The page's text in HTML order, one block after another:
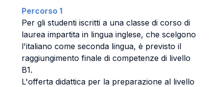
Percorso 1
Per gli studenti iscritti a una classe di corso di
laurea impartita in lingua inglese, che scelgono
l'italiano come seconda lingua, è previsto il
raggiungimento finale di competenze di livello
B1.
L'offerta didattica per la preparazione al livello